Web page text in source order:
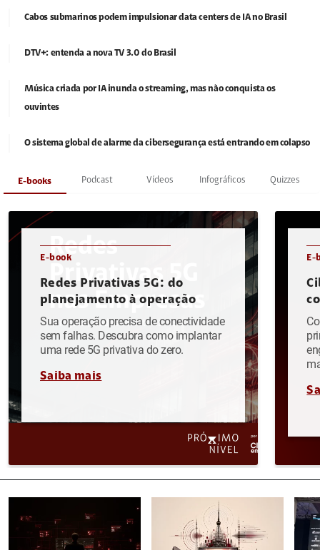
Cabos submarinos podem impulsionar data centers de IA no Brasil
DTV+: entenda a nova TV 3.0 do Brasil
Música criada por IA inunda o streaming, mas não conquista os
ouvintes
O sistema global de alarme da cibersegurança está entrando em colapso
E-books Podcast Vídeos Infográficos Quizzes
E-book
Redes Privativas 5G: do
planejamento à operação
Sua operação precisa de conectividade
sem falhas. Descubra como implantar
uma rede 5G privativa do zero.
Saiba mais
E-